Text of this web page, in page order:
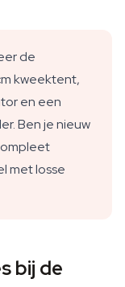
de
kweektent,
en een
Ben je nieuw
met losse
bij de